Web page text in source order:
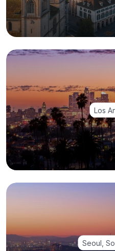
Los
Seoul,